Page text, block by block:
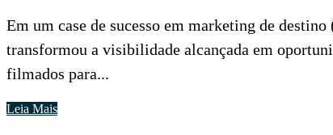
Em um case de sucesso em marketing de
transformou a visibilidade alcançada em
filmados para...
Leia Mais